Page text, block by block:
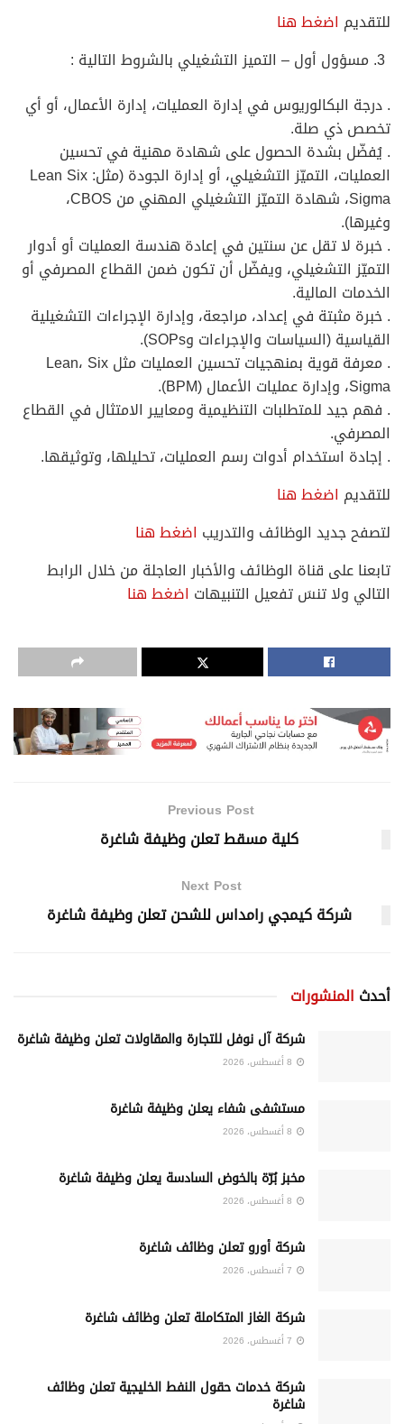
للتقديم اضغط هنا
مسؤول أول – التميز التشغيلي بالشروط التالية :
. درجة البكالوريوس في إدارة العمليات، إدارة الأعمال، أو أي
تخصص ذي صلة.
. يُفضّل بشدة الحصول على شهادة مهنية في تحسين
العمليات، التميّز التشغيلي، أو إدارة الجودة (مثل: Lean Six
Sigma، شهادة التميّز التشغيلي المهني من CBOS،
وغيرها).
. خبرة لا تقل عن سنتين في إعادة هندسة العمليات أو أدوار
التميّز التشغيلي، ويفضّل أن تكون ضمن القطاع المصرفي أو
الخدمات المالية.
. خبرة مثبتة في إعداد، مراجعة، وإدارة الإجراءات التشغيلية
القياسية (السياسات والإجراءات وSOPs).
. معرفة قوية بمنهجيات تحسين العمليات مثل Lean، Six
Sigma، وإدارة عمليات الأعمال (BPM).
. فهم جيد للمتطلبات التنظيمية ومعايير الامتثال في القطاع
المصرفي.
. إجادة استخدام أدوات رسم العمليات، تحليلها، وتوثيقها.
للتقديم اضغط هنا
لتصفح جديد الوظائف والتدريب اضغط هنا
تابعنا على قناة الوظائف والأخبار العاجلة من خلال الرابط
التالي ولا تنسَ تفعيل التنبيهات اضغط هنا
Previous Post
كلية مسقط تعلن وظيفة شاغرة
Next Post
شركة كيمجي رامداس للشحن تعلن وظيفة شاغرة
أحدث المنشورات
شركة آل نوفل للتجارة والمقاولات تعلن وظيفة شاغرة
مستشفى شفاء يعلن وظيفة شاغرة
مخبز بُرّة بالخوض السادسة يعلن وظيفة شاغرة
شركة أورو تعلن وظائف شاغرة
شركة الغاز المتكاملة تعلن وظائف شاغرة
شركة خدمات حقول النفط الخليجية تعلن وظائف
شاغرة